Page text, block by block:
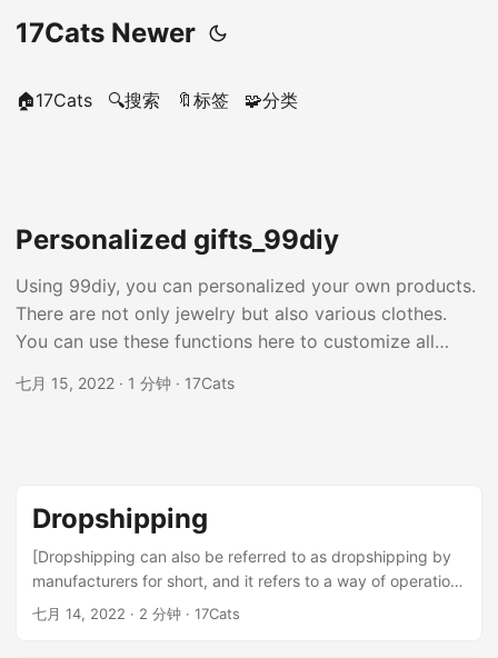
17Cats Newer
🏠17Cats 🔍搜索 🔖标签 🧩分类
Personalized gifts_99diy
Using 99diy, you can personalized your own products.
There are not only jewelry but also various clothes.
You can use these functions here to customize all
to build your own brand. At the same time, 99diy also
for her,personalized gifts for him,personalized gifts for
kids etc....
七月 15, 2022 · 1 分钟 · 17Cats
Dropshipping
[Dropshipping can also be referred to as dropshipping by
manufacturers for short, and it refers to a way of operation
and sales in which dropshipping enterprises recruit direct
七月 14, 2022 · 2 分钟 · 17Cats